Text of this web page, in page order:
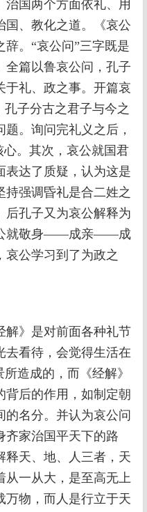
国两个方面依礼、用
国、教化之道。《哀公
。“哀公问”三字既是
全篇以鲁哀公问，孔子
于礼、政之事。开篇哀
子分古之君子与今之
。询问完礼义之后，
。其次，哀公就国君
表达了质疑，认为这是
强调昏礼是合二姓之
后孔子又为哀公解释为
公就敬身——成亲——成
哀公学习到了为政之
解》是对前面各种礼节
去看待，会觉得生活在
造成的，而《经解》
背后的作用，如制定朝
名分。并认为哀公问
齐家治国平天下的路
释天、地、人三者，天
从一从大，是至高无上
万物，而人是行立于天